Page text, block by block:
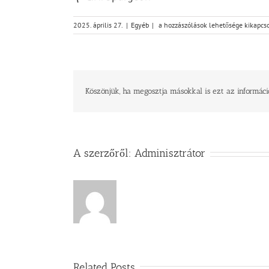
2025. április 27. | Egyéb | Isten
ígéreteinek
szövetsége
a hozzászólások lehetősége
Köszönjük, ha megosztja másokkal is ezt az
A szerzőről: Adminisztrátor